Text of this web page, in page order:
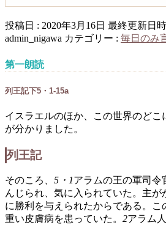
投稿日 : 2020年3月16日 最終更新日
admin_nigawa カテゴリー : 毎日のみ
第一朗読
列王記下5・1-15a
イスラエルのほか、この世界のどこ
が分かりました。
列王記
そのころ、 5・1アラムの王の軍司令
んじられ、気に入られていた。主が
に勝利を与えられたからである。こ
重い皮膚病を患っていた。 2アラム